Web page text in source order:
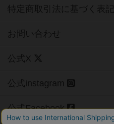
特定商取引法に基づく表記
お問い合わせ
公式X
公式instagram
公式Facebook